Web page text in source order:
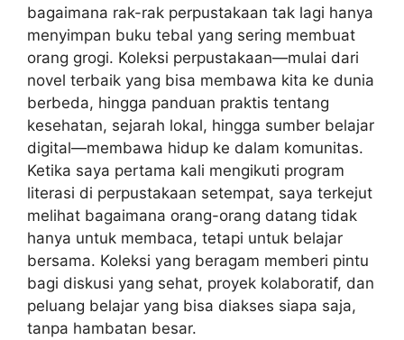
bagaimana rak-rak perpustakaan tak lagi hanya
menyimpan buku tebal yang sering membuat
orang grogi. Koleksi perpustakaan—mulai dari
novel terbaik yang bisa membawa kita ke dunia
berbeda, hingga panduan praktis tentang
kesehatan, sejarah lokal, hingga sumber belajar
digital—membawa hidup ke dalam komunitas.
Ketika saya pertama kali mengikuti program
literasi di perpustakaan setempat, saya terkejut
melihat bagaimana orang-orang datang tidak
hanya untuk membaca, tetapi untuk belajar
bersama. Koleksi yang beragam memberi pintu
bagi diskusi yang sehat, proyek kolaboratif, dan
peluang belajar yang bisa diakses siapa saja,
tanpa hambatan besar.